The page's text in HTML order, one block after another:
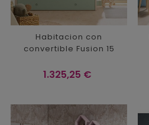
Habitacion con
convertible Fusion 15
Precio
1.325,25 €